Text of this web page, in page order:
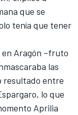
que se
tenía que tener
Aragón –fruto
las
resultado entre
lo que
Aprilia